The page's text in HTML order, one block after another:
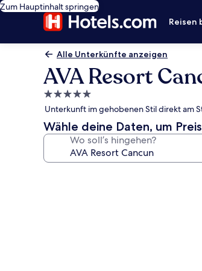
Zum Hauptinhalt springen
Reisen
Alle Unterkünfte anzeigen
AVA Resort
5.0-
Sterne-
Unterkunft
Unterkunft im gehobenen Stil direkt am
Wähle deine Daten, um
Wo soll’s hingehen?